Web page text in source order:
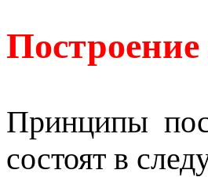
Принципы
состоят в